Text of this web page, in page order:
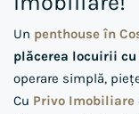
Un penthouse în
plăcerea locuirii
operare simplă,
Cu Privo Imobiliare